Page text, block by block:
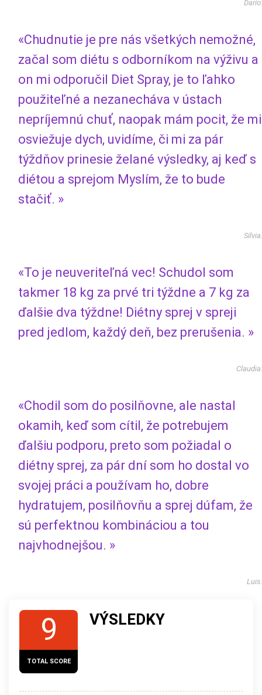
Darío:
«Chudnutie je pre nás všetkých nemožné,
začal som diétu s odborníkom na výživu a
on mi odporučil Diet Spray, je to ľahko
použiteľné a nezanecháva v ústach
nepríjemnú chuť, naopak mám pocit, že mi
osviežuje dych, uvidíme, či mi za pár
týždňov prinesie želané výsledky, aj keď s
diétou a sprejom Myslím, že to bude
stačiť. »
Silvia:
«To je neuveriteľná vec! Schudol som
takmer 18 kg za prvé tri týždne a 7 kg za
ďalšie dva týždne! Diétny sprej v spreji
pred jedlom, každý deň, bez prerušenia. »
Claudia:
«Chodil som do posilňovne, ale nastal
okamih, keď som cítil, že potrebujem
ďalšiu podporu, preto som požiadal o
diétny sprej, za pár dní som ho dostal vo
svojej práci a používam ho, dobre
hydratujem, posilňovňu a sprej dúfam, že
sú perfektnou kombináciou a tou
najvhodnejšou. »
Luis:
9
TOTAL SCORE
VÝSLEDKY